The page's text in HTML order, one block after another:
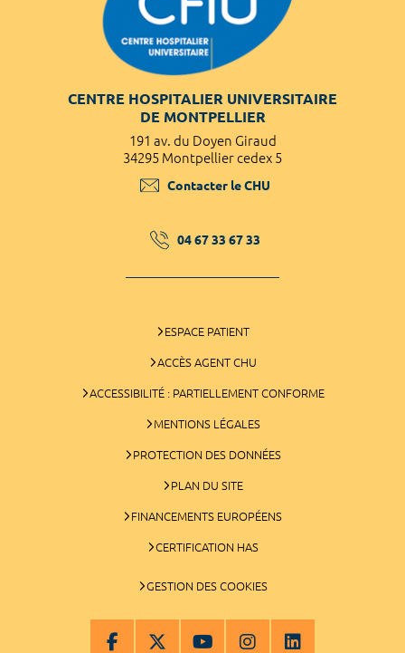
CENTRE HOSPITALIER UNIVERSITAIRE
DE MONTPELLIER
191 av. du Doyen Giraud
34295 Montpellier cedex 5
Contacter le CHU
04 67 33 67 33
ESPACE PATIENT
ACCÈS AGENT CHU
ACCESSIBILITÉ : PARTIELLEMENT CONFORME
MENTIONS LÉGALES
PROTECTION DES DONNÉES
PLAN DU SITE
FINANCEMENTS EUROPÉENS
CERTIFICATION HAS
GESTION DES COOKIES